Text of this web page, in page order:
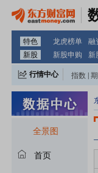
特色 龙虎榜单 融
新股
新股申购 新
行情中心 指数
全景图
首页